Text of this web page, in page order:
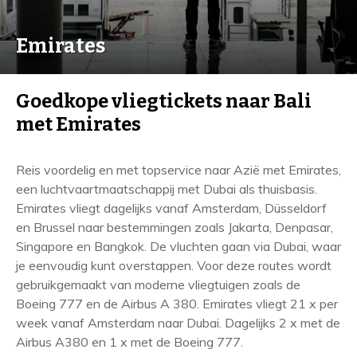
Emirates
Goedkope vliegtickets naar Bali
met Emirates
Reis voordelig en met topservice naar Azië met Emirates,
een luchtvaartmaatschappij met Dubai als thuisbasis.
Emirates vliegt dagelijks vanaf Amsterdam, Düsseldorf
en Brussel naar bestemmingen zoals Jakarta, Denpasar,
Singapore en Bangkok. De vluchten gaan via Dubai, waar
je eenvoudig kunt overstappen. Voor deze routes wordt
gebruikgemaakt van moderne vliegtuigen zoals de
Boeing 777 en de Airbus A 380. Emirates vliegt 21 x per
week vanaf Amsterdam naar Dubai. Dagelijks 2 x met de
Airbus A380 en 1 x met de Boeing 777.